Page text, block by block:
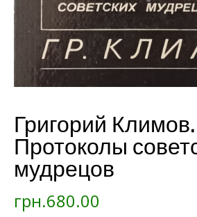
Григорий Климов.
Протоколы
мудрецов
грн.680.00